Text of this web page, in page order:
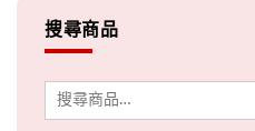
搜尋商品